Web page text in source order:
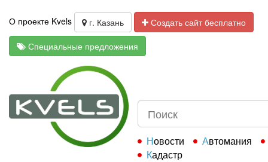
О проекте Kvels г. Казань
Создать сайт бесплатно
Специальные предложения
Новости
Автомания
Кадастр